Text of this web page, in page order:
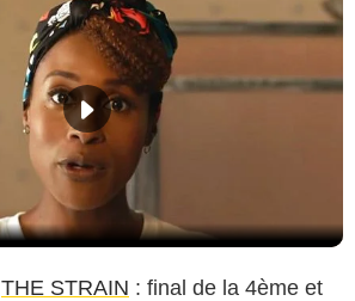
THE STRAIN : final de la 4ème et